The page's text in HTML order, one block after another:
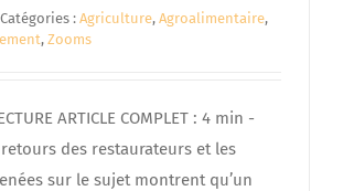
Catégories : Agriculture, Agroalimentaire,
, Zooms
ARTICLE COMPLET : 4 min -
retours des restaurateurs et les
sur le sujet montrent qu’un